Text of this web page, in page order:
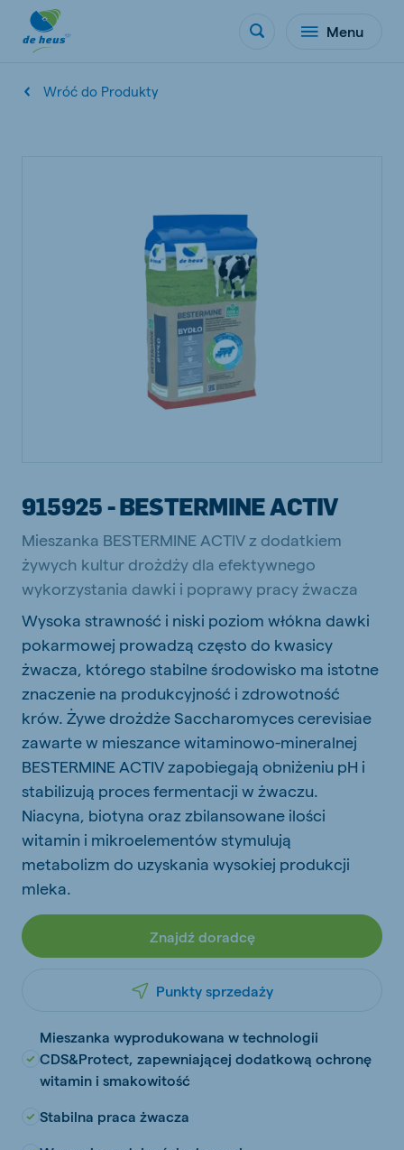
Menu
Wróć do Produkty
915925 - BESTERMINE ACTIV
Mieszanka BESTERMINE ACTIV z dodatkiem
żywych kultur drożdży dla efektywnego
wykorzystania dawki i poprawy pracy żwacza
Wysoka strawność i niski poziom włókna dawki
pokarmowej prowadzą często do kwasicy
żwacza, którego stabilne środowisko ma istotne
znaczenie na produkcyjność i zdrowotność
krów. Żywe drożdże Saccharomyces cerevisiae
zawarte w mieszance witaminowo-mineralnej
BESTERMINE ACTIV zapobiegają obniżeniu pH i
stabilizują proces fermentacji w żwaczu.
Niacyna, biotyna oraz zbilansowane ilości
witamin i mikroelementów stymulują
metabolizm do uzyskania wysokiej produkcji
mleka.
Znajdź doradcę
Punkty sprzedaży
Mieszanka wyprodukowana w technologii
CDS&Protect, zapewniającej dodatkową ochronę
witamin i smakowitość
Stabilna praca żwacza